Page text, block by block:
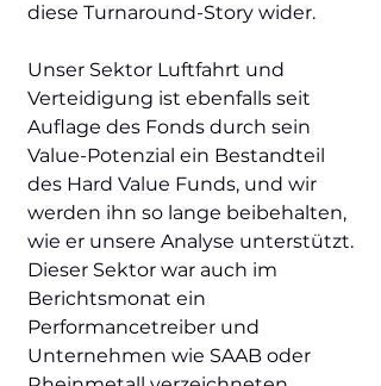
diese Turnaround-Story wider.
Unser Sektor Luftfahrt und
Verteidigung ist ebenfalls seit
Auflage des Fonds durch sein
Value-Potenzial ein Bestandteil
des Hard Value Funds, und wir
werden ihn so lange beibehalten,
wie er unsere Analyse unterstützt.
Dieser Sektor war auch im
Berichtsmonat ein
Performancetreiber und
Unternehmen wie SAAB oder